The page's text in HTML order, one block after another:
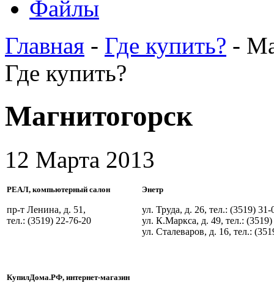
Файлы
Главная - Где купить? -
Где купить?
Магнитогорск
12 Марта 2013
РЕАЛ, компьютерный салон
пр-т Ленина, д. 51,
тел.: (3519) 22-76-20
Энетр
ул. Труда, д. 26, тел.: (3519)
ул. К.Маркса, д. 49, тел.:
ул. Сталеваров, д. 16, тел.:
КупилДома.РФ, интернет-магазин